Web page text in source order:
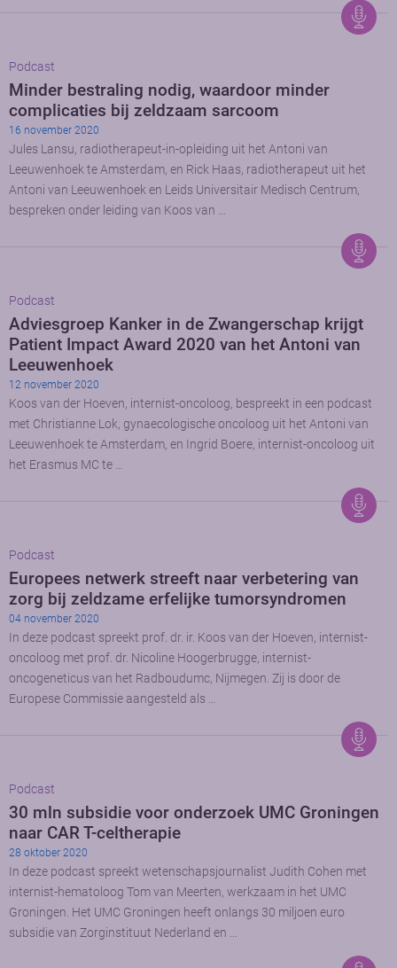
Podcast
Minder bestraling nodig, waardoor minder
complicaties bij zeldzaam sarcoom
16 november 2020
Jules Lansu, radiotherapeut-in-opleiding uit het Antoni van
Leeuwenhoek te Amsterdam, en Rick Haas, radiotherapeut uit het
Antoni van Leeuwenhoek en Leids Universitair Medisch Centrum,
bespreken onder leiding van Koos van …
Podcast
Adviesgroep Kanker in de Zwangerschap krijgt
Patient Impact Award 2020 van het Antoni van
Leeuwenhoek
12 november 2020
Koos van der Hoeven, internist-oncoloog, bespreekt in een podcast
met Christianne Lok, gynaecologische oncoloog uit het Antoni van
Leeuwenhoek te Amsterdam, en Ingrid Boere, internist-oncoloog uit
het Erasmus MC te …
Podcast
Europees netwerk streeft naar verbetering van
zorg bij zeldzame erfelijke tumorsyndromen
04 november 2020
In deze podcast spreekt prof. dr. ir. Koos van der Hoeven, internist-
oncoloog met prof. dr. Nicoline Hoogerbrugge, internist-
oncogeneticus van het Radboudumc, Nijmegen. Zij is door de
Europese Commissie aangesteld als …
Podcast
30 mln subsidie voor onderzoek UMC Groningen
naar CAR T-celtherapie
28 oktober 2020
In deze podcast spreekt wetenschapsjournalist Judith Cohen met
internist-hematoloog Tom van Meerten, werkzaam in het UMC
Groningen. Het UMC Groningen heeft onlangs 30 miljoen euro
subsidie van Zorginstituut Nederland en …